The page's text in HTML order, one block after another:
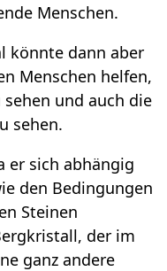
Menschen.
könnte dann aber
Menschen helfen,
und auch die
sehen.
er sich abhängig
den Bedingungen
Steinen
der im
ganz andere